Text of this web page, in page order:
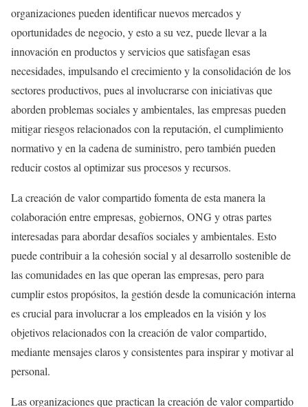
organizaciones pueden identificar nuevos mercados y
oportunidades de negocio, y esto a su vez, puede llevar a la
innovación en productos y servicios que satisfagan esas
necesidades, impulsando el crecimiento y la consolidación de los
sectores productivos, pues al involucrarse con iniciativas que
aborden problemas sociales y ambientales, las empresas pueden
mitigar riesgos relacionados con la reputación, el cumplimiento
normativo y en la cadena de suministro, pero también pueden
reducir costos al optimizar sus procesos y recursos.
La creación de valor compartido fomenta de esta manera la
colaboración entre empresas, gobiernos, ONG y otras partes
interesadas para abordar desafíos sociales y ambientales. Esto
puede contribuir a la cohesión social y al desarrollo sostenible de
las comunidades en las que operan las empresas, pero para
cumplir estos propósitos, la gestión desde la comunicación interna
es crucial para involucrar a los empleados en la visión y los
objetivos relacionados con la creación de valor compartido,
mediante mensajes claros y consistentes para inspirar y motivar al
personal.
Las organizaciones que practican la creación de valor compartido